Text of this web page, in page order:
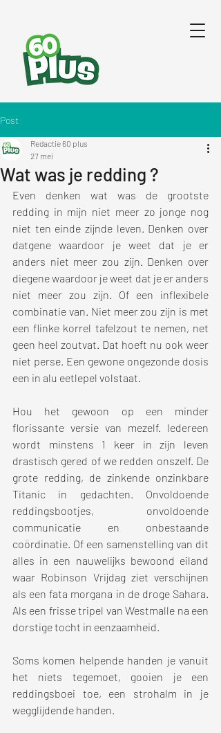
Post
Wat was je redding ?
Redactie 60 plus
27 mei
Even denken wat was de grootste
redding in mijn niet meer zo jonge nog
niet ten einde zijnde leven. Denken over
datgene waardoor je weet dat je er
anders niet meer zou zijn. Denken over
diegene waardoor je weet dat je er anders
niet meer zou zijn. Of een inflexibele
combinatie van. Niet meer zou zijn is met
een flinke korrel tafelzout te nemen, net
geen heel zoutvat. Dat hoeft nu ook weer
niet perse. Een gewone ongezonde dosis
een in alu eetlepel volstaat.
Hou het gewoon op een minder
florissante versie van mezelf. Iedereen
wordt minstens 1 keer in zijn leven
drastisch gered of we redden onszelf. De
grote redding, de zinkende onzinkbare
Titanic in gedachten. Onvoldoende
reddingsbootjes, onvoldoende
communicatie en onbestaande
coördinatie. Of een samenstelling van dit
alles in een nauwelijks bewoond eiland
waar Robinson Vrijdag ziet verschijnen
als een fata morgana in de droge Sahara.
Als een frisse tripel van Westmalle na een
dorstige tocht in eenzaamheid.
Soms komen helpende handen je vanuit
het niets tegemoet, gooien je een
reddingsboei toe, een strohalm in je
wegglijdende handen.